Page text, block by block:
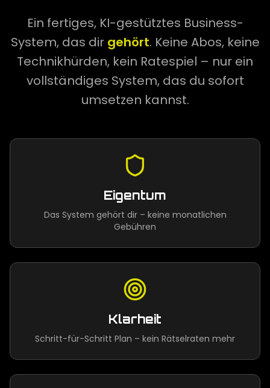
Ein fertiges, KI-gestütztes Business-
System, das dir gehört. Keine Abos, keine
Technikhürden, kein Ratespiel – nur ein
vollständiges System, das du sofort
umsetzen kannst.
Eigentum
Das System gehört dir – keine monatlichen
Gebühren
Klarheit
Schritt-für-Schritt Plan – kein Rätselraten mehr